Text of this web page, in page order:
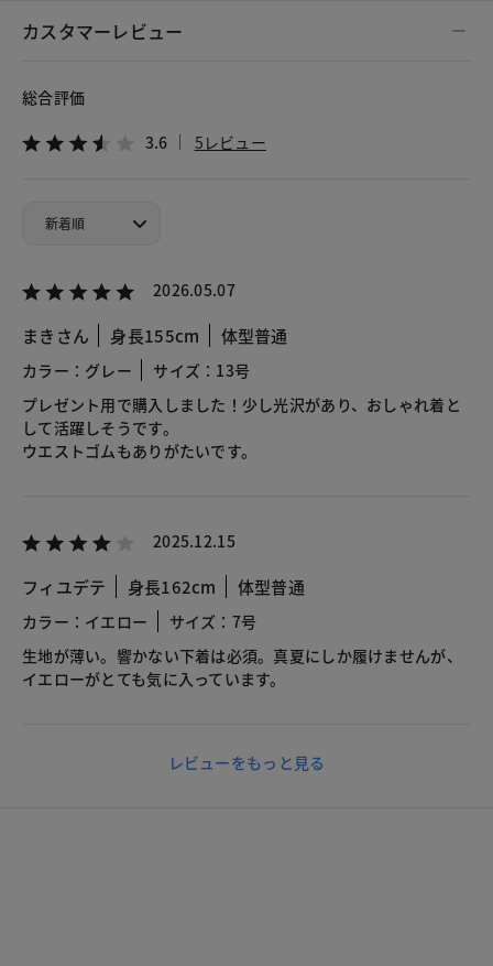
カスタマーレビュー
総合評価
3.6 5レビュー
2026.05.07
まきさん 身長155cm 体型普通
カラー：グレー
サイズ：13号
プレゼント用で購入しました！少し光沢があり、おしゃれ着と
して活躍しそうです。
ウエストゴムもありがたいです。
2025.12.15
フィユデテ 身長162cm 体型普通
カラー：イエロー
サイズ：7号
生地が薄い。響かない下着は必須。真夏にしか履けませんが、
イエローがとても気に入っています。
レビューをもっと見る